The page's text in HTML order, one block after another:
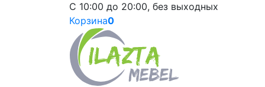
С 10:00 до 20:00, без выходных
Корзина0